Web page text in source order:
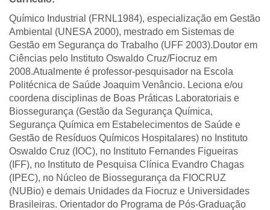
Químico Industrial (FRNL1984), especialização em Gestão
Ambiental (UNESA 2000), mestrado em Sistemas de
Gestão em Segurança do Trabalho (UFF 2003).Doutor em
Ciências pelo Instituto Oswaldo Cruz/Fiocruz em
2008.Atualmente é professor-pesquisador na Escola
Politécnica de Saúde Joaquim Venâncio. Leciona e/ou
coordena disciplinas de Boas Práticas Laboratoriais e
Biossegurança (Gestão da Segurança Química,
Segurança Química em Estabelecimentos de Saúde e
Gestão de Resíduos Químicos Hospitalares) no Instituto
Oswaldo Cruz (IOC), no Instituto Fernandes Figueiras
(IFF), no Instituto de Pesquisa Clínica Evandro Chagas
(IPEC), no Núcleo de Biossegurança da FIOCRUZ
(NUBio) e demais Unidades da Fiocruz e Universidades
Brasileiras. Orientador do Programa de Pós-Graduação